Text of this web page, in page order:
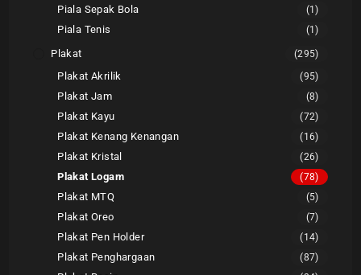
Piala Sepak Bola (1)
Piala Tenis (1)
Plakat (295)
Plakat Akrilik (95)
Plakat Jam (8)
Plakat Kayu (72)
Plakat Kenang Kenangan (16)
Plakat Kristal (26)
Plakat Logam (78)
Plakat MTQ (5)
Plakat Oreo (7)
Plakat Pen Holder (14)
Plakat Penghargaan (87)